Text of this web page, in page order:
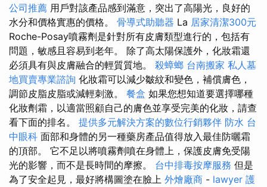
公司推薦 用戶對該產品感到滿意，突出了高陽光，良好的
水分和價格實惠的價格。 骨導式助聽器 La 居家清潔300元
Roche-Posay噴霧劑是針對所有皮膚類型進行的，包括有
問題，敏感且容易到老年。 除了高太陽保護外，化妝霜還
必須具有與皮膚融合的輕質質地。 殺蟑螂 台南搬家 私人墓
地買賣專業諮詢 化妝霜可以減少皺紋和變色，補償膚色，
調節皮脂皮脂或減輕刺激。 餐盒 如果您想知道要選擇哪種
化妝劑霜，以適當照顧自己的膚色並享受完美的化妝，請查
看下面的排名。 提供多元解決方案的數位行銷夥伴 防水 台
中眼科 面部和身體的另一種藥房產品值得放入最佳防曬霜
的頂部。 它不足以將噴霧劑噴在身體上，保護皮膚免受陽
光的影響，而不是長時間的摩擦。 台中排毒按摩服務 但是
為了安全起見，最好將構圖塗在臉上 外燴廠商 - lawyer 護